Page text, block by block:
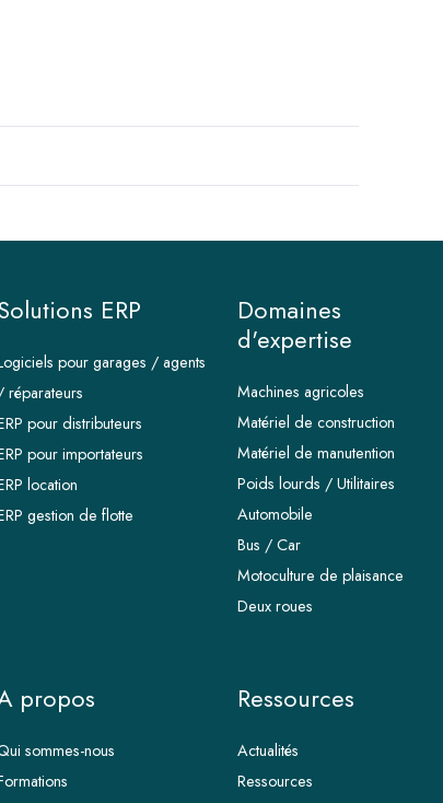
ERP
pour garages / agents
réparateurs
pour distributeurs
pour importateurs
location
gestion de flotte
Domaines
d'expertise
Machines agricoles
Matériel de construction
Matériel de manutention
Poids lourds / Utilitaires
Automobile
Bus / Car
Motoculture de plaisance
Deux roues
propos
sommes-nous
Ressources
Actualités
Ressources